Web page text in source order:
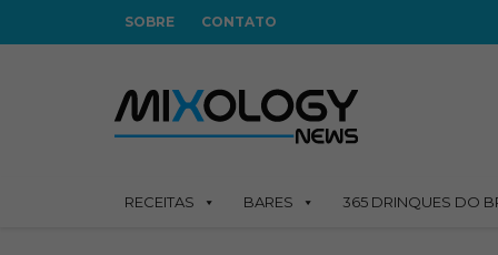
SOBRE CONTATO
RECEITAS BARES 365 DRINQUES DO